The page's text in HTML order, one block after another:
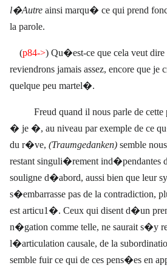
l�Autre ainsi marqu� ce qui prend
la parole.
(p84->) Qu�est-ce que cela veut
reviendrons jamais assez, encore que
quelque peu martel�.
Freud quand il nous parle de
� je �, au niveau par exemple de ce
du r�ve, (Traumgedanken) semble
restant singuli�rement ind�pendantes
souligne d�abord, aussi bien que leur
s�embarrasse pas de la contradiction,
est articu1�. Ceux qui disent d�un
n�gation comme telle, ne saurait s�y
l�articulation causale, de la
semble fuir ce qui de ces pens�es en